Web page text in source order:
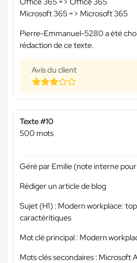
Microsoft 365 => Microsoft 365
Pierre-Emmanuel-5280 a été
rédaction de ce texte.
Avis du client
Texte #10
500 mots
Géré par Emilie (note interne
Rédiger un article de blog
Sujet (H1) : Modern workplace:
caractéritiques
Mot clé principal : Modern
Mots clés secondaires : Microsoft